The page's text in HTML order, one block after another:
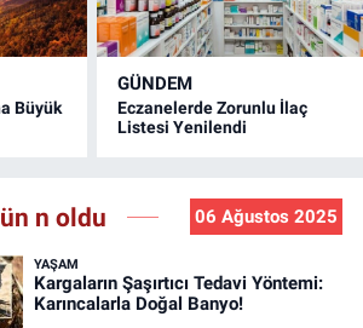
Büyük
GÜNDEM
Eczanelerde Zorunlu İlaç
Listesi Yenilendi
n oldu 06 Ağustos 2025
YAŞAM
Kargaların Şaşırtıcı Tedavi Yöntemi:
Karıncalarla Doğal Banyo!